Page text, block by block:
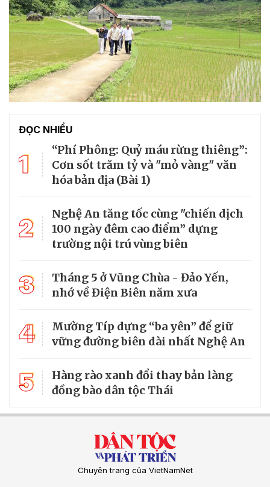
ĐỌC NHIỀU
1
“Phí Phông: Quỷ máu rừng thiêng”:
Cơn sốt trăm tỷ và "mỏ vàng" văn
hóa bản địa (Bài 1)
2
Nghệ An tăng tốc cùng "chiến dịch
100 ngày đêm cao điểm” dựng
trường nội trú vùng biên
3
Tháng 5 ở Vũng Chùa - Đảo Yến,
nhớ về Điện Biên năm xưa
4
Mường Típ dựng “ba yên” để giữ
vững đường biên dài nhất Nghệ An
5
Hàng rào xanh đổi thay bản làng
đồng bào dân tộc Thái
Chuyên trang của VietNamNet